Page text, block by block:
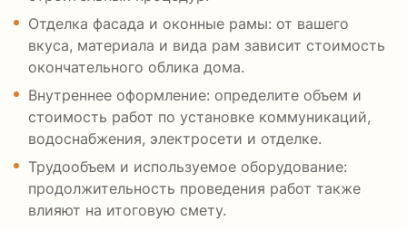
Отделка фасада и оконные рамы: от вашего
вкуса, материала и вида рам зависит стоимость
окончательного облика дома.
Внутреннее оформление: определите объем и
стоимость работ по установке коммуникаций,
водоснабжения, электросети и отделке.
Трудообъем и используемое оборудование:
продолжительность проведения работ также
влияют на итоговую смету.